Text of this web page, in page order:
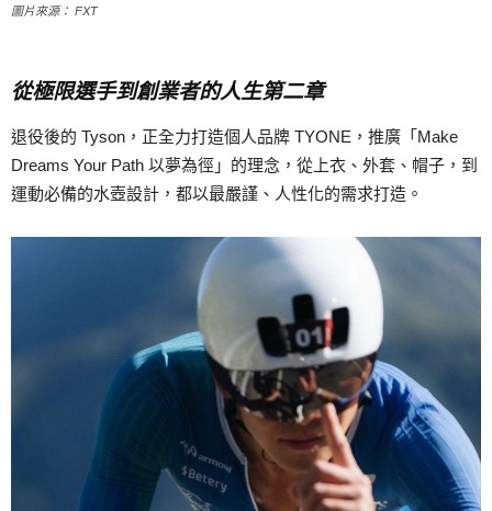
圖片來源： FXT
從極限選手到創業者的人生第二章
退役後的 Tyson，正全力打造個人品牌 TYONE，推廣「Make
Dreams Your Path 以夢為徑」的理念，從上衣、外套、帽子，到
運動必備的水壺設計，都以最嚴謹、人性化的需求打造。